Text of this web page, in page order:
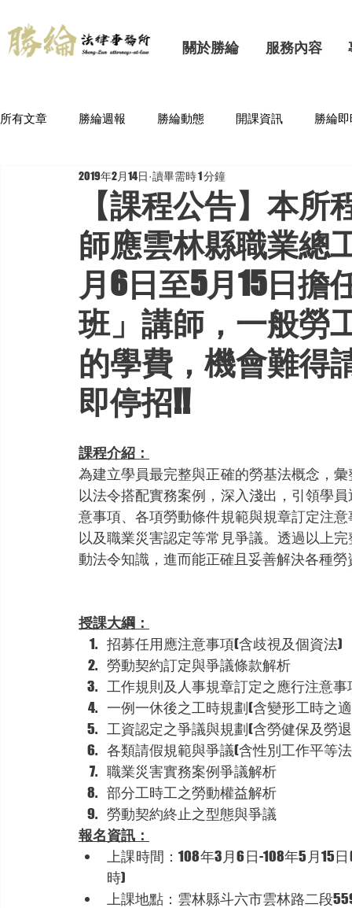
關於勝綸 服務內容
所有文章 勝綸週報 勝綸動態 開課資訊 勝綸
【課程公告】本
師應雲林縣職業總
月6日至5月15日擔
班」講師，一般勞
的學費，機會難得
即停招!!
2019年2月14日 讀畢需時 1 分鐘
課程介紹：
為建立學員最完整與正確的勞基法概念，
以法令搭配實務案例，深入淺出，引領學
意事項、各項勞動條件規範與規章訂定注
以及職業災害認定等常見爭議。透過以上
動法令知識，進而能正確且妥善解決各種勞
授課大綱：
招募任用應注意事項(含歧視及個資法)
勞動契約訂定與爭議條款解析
工作規則及人事規章訂定之應行注意事
一例一休後之工時規劃(含變形工時之
工資認定之爭議與規劃(含勞健保及勞
各類請假規範與爭議(含性別工作平等
職業災害實務案例爭議解析
部分工時工之勞動權益解析
勞動契約終止之型態與爭議
報名資訊：
上課時間：108年3月6日-108年5月15
時)
上課地點：雲林縣斗六市雲林路二段